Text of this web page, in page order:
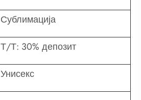
Сублимација
Т/Т: 30% депозит
Унисекс